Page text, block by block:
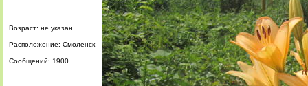
Возраст: не указан
Расположение: Смоленск
Сообщений: 1900